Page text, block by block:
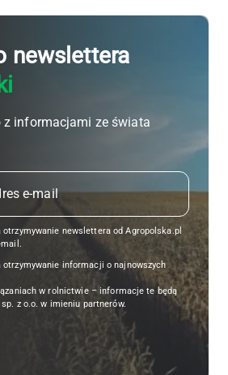
newslettera
z informacjami ze świata
otrzymywanie newslettera od Agropolska.pl
mail.
otrzymywanie informacji o najnowszych
w rolnictwie – informacje te będą
sp. z o.o. w imieniu partnerów.